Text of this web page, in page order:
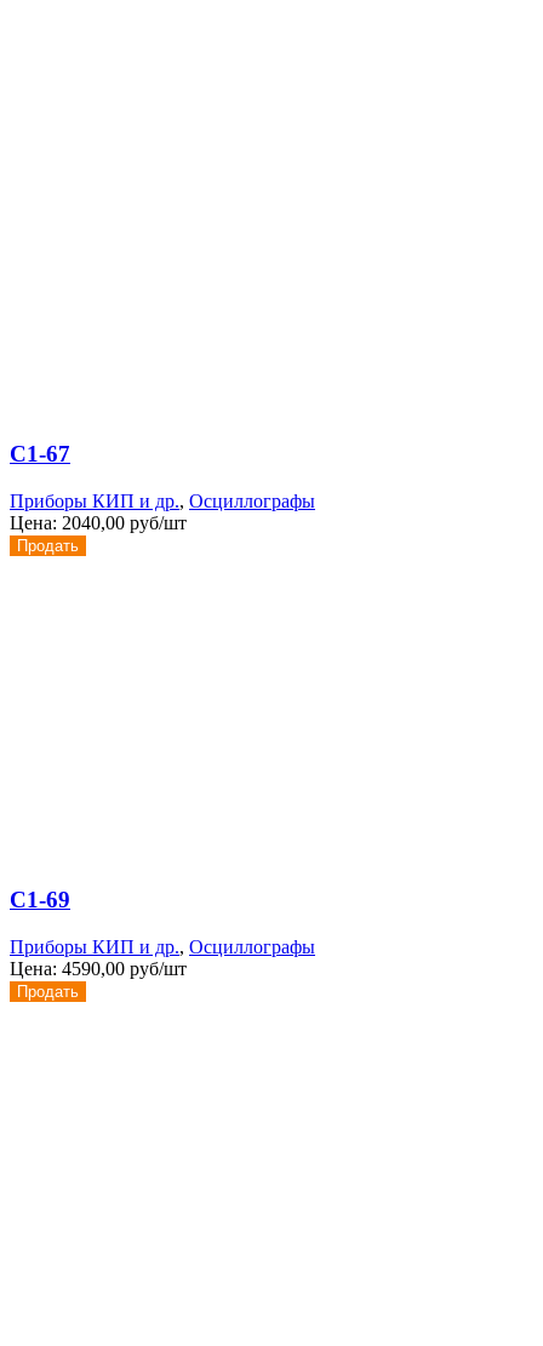
С1-67
Приборы КИП и др., Осциллографы
Цена: 2040,00 руб/шт
Продать
С1-69
Приборы КИП и др., Осциллографы
Цена: 4590,00 руб/шт
Продать